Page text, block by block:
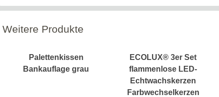
Weitere Produkte
Palettenkissen
Bankauflage grau
ECOLUX® 3er Set
flammenlose LED-
Echtwachskerzen
Farbwechselkerzen